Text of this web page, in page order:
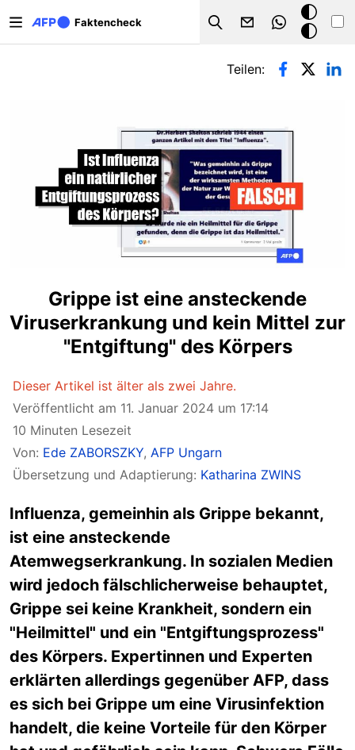
Faktencheck
Search
Dark
Mode
Primäre Reiter
Teilen:
Grippe ist eine ansteckende
Viruserkrankung und kein Mittel zur
"Entgiftung" des Körpers
Dieser Artikel ist älter als zwei Jahre.
Veröffentlicht am 11. Januar 2024 um 17:14
10 Minuten Lesezeit
Von: Ede ZABORSZKY, AFP Ungarn
Übersetzung und Adaptierung: Katharina ZWINS
Influenza, gemeinhin als Grippe bekannt,
ist eine ansteckende
Atemwegserkrankung. In sozialen Medien
wird jedoch fälschlicherweise behauptet,
Grippe sei keine Krankheit, sondern ein
"Heilmittel" und ein "Entgiftungsprozess"
des Körpers. Expertinnen und Experten
erklärten allerdings gegenüber AFP, dass
es sich bei Grippe um eine Virusinfektion
handelt, die keine Vorteile für den Körper